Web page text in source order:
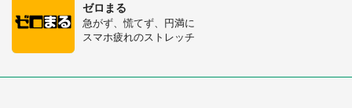
ゼロまる
急がず、慌てず、円満に
スマホ疲れのストレッチ